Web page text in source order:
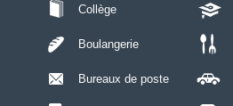
Collège
Boulangerie
Bureaux de poste